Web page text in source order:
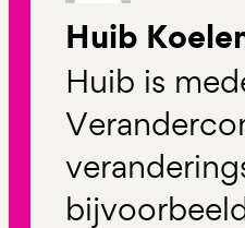
Huib
Huib is